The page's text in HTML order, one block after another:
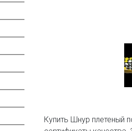
Купить Шнур плетеный